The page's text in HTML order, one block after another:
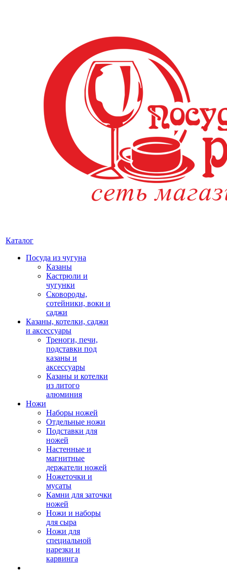
Каталог
Посуда из чугуна
Казаны
Кастрюли и
чугунки
Сковороды,
сотейники, воки и
саджи
Казаны, котелки, саджи
и аксессуары
Треноги, печи,
подставки под
казаны и
аксессуары
Казаны и котелки
из литого
алюминия
Ножи
Наборы ножей
Отдельные ножи
Подставки для
ножей
Настенные и
магнитные
держатели ножей
Ножеточки и
мусаты
Камни для заточки
ножей
Ножи и наборы
для сыра
Ножи для
специальной
нарезки и
карвинга